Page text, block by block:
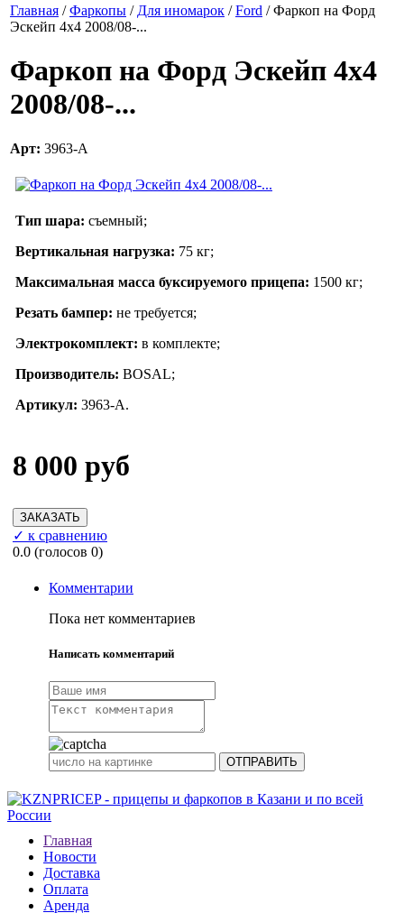
Главная /Фаркопы / Для иномарок /Ford / Фаркоп на Форд
Эскейп 4х4 2008/08-...
Фаркоп на Форд Эскейп 4х4
2008/08-...
Арт: 3963-A
Тип шара: съемный;
Вертикальная нагрузка: 75 кг;
Максимальная масса буксируемого прицепа: 1500 кг;
Резать бампер: не требуется;
Электрокомплект: в комплекте;
Производитель: BOSAL;
Артикул: 3963-А.
8 000 руб
✓ к сравнению
0.0 (голосов 0)
Комментарии
Пока нет комментариев
Написать комментарий
Главная
Новости
Доставка
Оплата
Аренда